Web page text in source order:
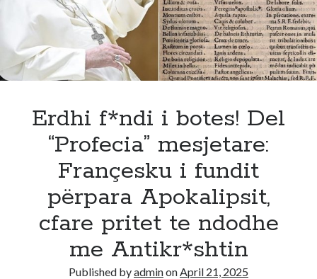
Erdhi f*ndi i botes! Del
“Profecia” mesjetare:
Françesku i fundit
përpara Apokalipsit,
cfare pritet te ndodhe
me Antikr*shtin
Published byadminonApril 21, 2025